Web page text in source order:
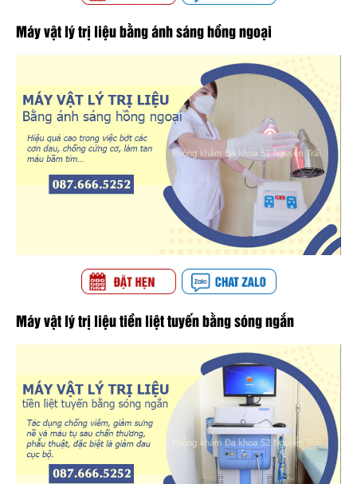
Máy vật lý trị liệu bằng ánh sáng hồng ngoại
Máy vật lý trị liệu tiền liệt tuyến bằng sóng ngắn